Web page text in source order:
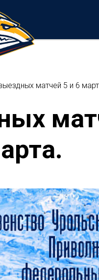
матчей 5 и 6